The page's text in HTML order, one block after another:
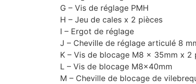
G – Vis de réglage PMH
H – Jeu de cales x 2 pièces
I – Ergot de réglage
J – Cheville de réglage articulé 8
K – Vis de blocage M8 x 35mm x 2
L – Vis de blocage M8x40mm
M – Cheville de blocage de